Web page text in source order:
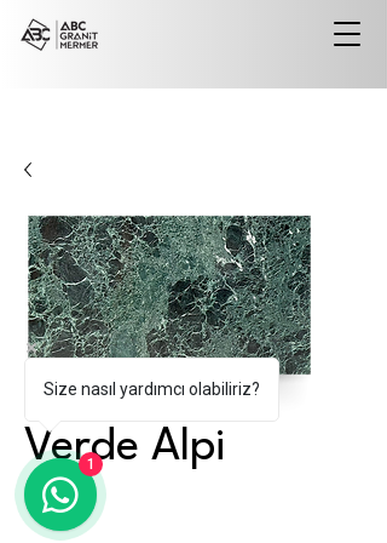
Verde Alpi
Size nasıl yardımcı olabiliriz?
1